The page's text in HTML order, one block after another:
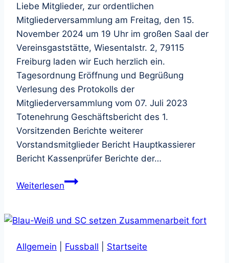
Liebe Mitglieder, zur ordentlichen
Mitgliederversammlung am Freitag, den 15.
November 2024 um 19 Uhr im großen Saal der
Vereinsgaststätte, Wiesentalstr. 2, 79115
Freiburg laden wir Euch herzlich ein.
Tagesordnung Eröffnung und Begrüßung
Verlesung des Protokolls der
Mitgliederversammlung vom 07. Juli 2023
Totenehrung Geschäftsbericht des 1.
Vorsitzenden Berichte weiterer
Vorstandsmitglieder Bericht Hauptkassierer
Bericht Kassenprüfer Berichte der…
WeiterlesenEinladung
am
15.11.2024
Allgemein Fussball Startseite